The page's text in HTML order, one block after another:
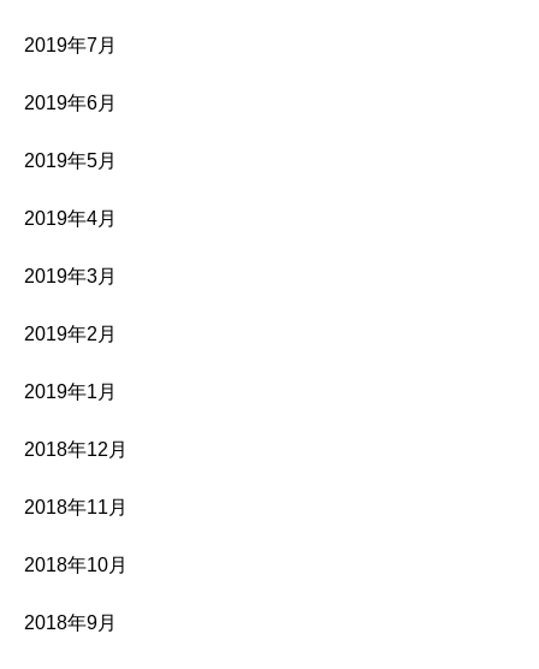
2019年7月
2019年6月
2019年5月
2019年4月
2019年3月
2019年2月
2019年1月
2018年12月
2018年11月
2018年10月
2018年9月